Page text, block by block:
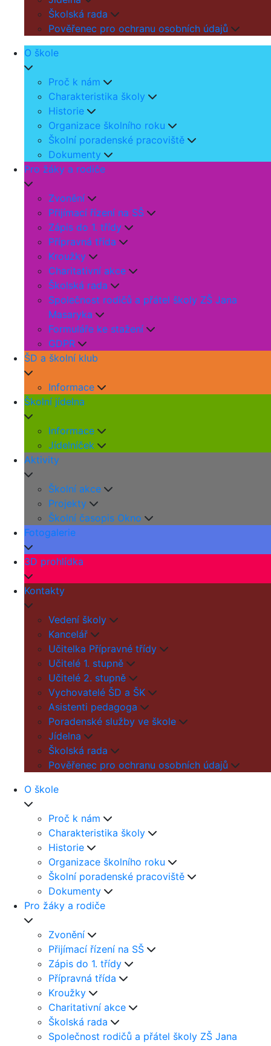
Školská rada
Pověřenec pro ochranu osobních údajů
O škole
Proč k nám
Charakteristika školy
Historie
Organizace školního roku
Školní poradenské pracoviště
Dokumenty
Pro žáky a rodiče
Zvonění
Přijímací řízení na SŠ
Zápis do 1. třídy
Přípravná třída
Kroužky
Charitativní akce
Školská rada
Společnost rodičů a přátel školy ZŠ Jana
Masaryka
Formuláře ke stažení
GDPR
ŠD a školní klub
Informace
Školní jídelna
Informace
Jídelníček
Aktivity
Školní akce
Projekty
Školní časopis Okno
Fotogalerie
3D prohlídka
Kontakty
Vedení školy
Kancelář
Učitelka Přípravné třídy
Učitelé 1. stupně
Učitelé 2. stupně
Vychovatelé ŠD a ŠK
Asistenti pedagoga
Poradenské služby ve škole
Jídelna
Školská rada
Pověřenec pro ochranu osobních údajů
O škole
Proč k nám
Charakteristika školy
Historie
Organizace školního roku
Školní poradenské pracoviště
Dokumenty
Pro žáky a rodiče
Zvonění
Přijímací řízení na SŠ
Zápis do 1. třídy
Přípravná třída
Kroužky
Charitativní akce
Školská rada
Společnost rodičů a přátel školy ZŠ Jana